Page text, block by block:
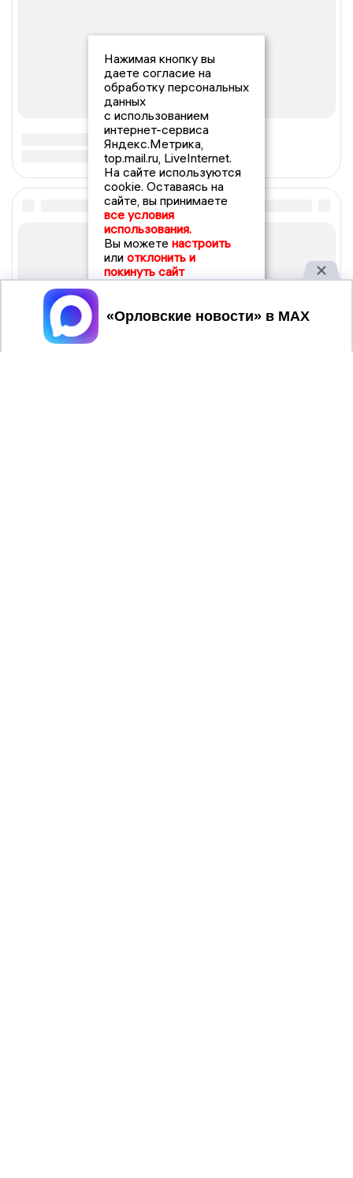
Нажимая кнопку вы
даете согласие на
обработку персональных
данных
с использованием
интернет-сервиса
Яндекс.Метрика,
top.mail.ru, LiveInternet.
На сайте используются
cookie. Оставаясь на
сайте, вы принимаете
все условия
использования.
Вы можете настроить
или отклонить и
покинуть сайт
Принять